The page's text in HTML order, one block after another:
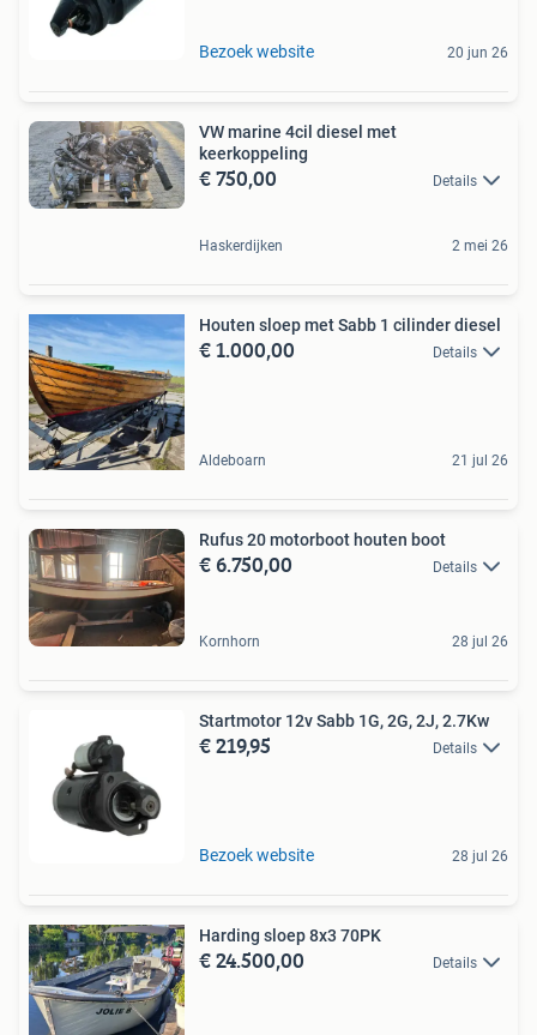
Bezoek website 20 jun 26
VW marine 4cil diesel met
keerkoppeling
€ 750,00 Details
Haskerdijken 2 mei 26
Houten sloep met Sabb 1 cilinder diesel
€ 1.000,00 Details
Aldeboarn 21 jul 26
Rufus 20 motorboot houten boot
€ 6.750,00 Details
Kornhorn 28 jul 26
Startmotor 12v Sabb 1G, 2G, 2J, 2.7Kw
€ 219,95 Details
Bezoek website 28 jul 26
Harding sloep 8x3 70PK
€ 24.500,00 Details